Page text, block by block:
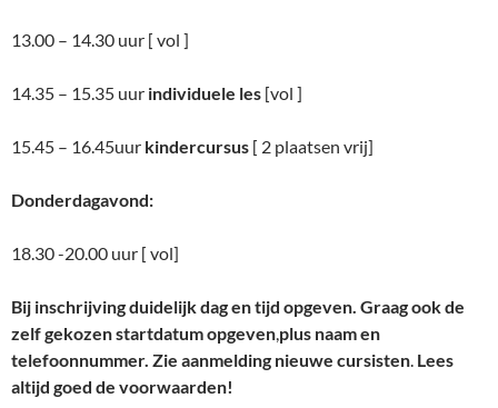
13.00 – 14.30 uur [ vol ]
14.35 – 15.35 uur individuele les [vol ]
15.45 – 16.45uur kindercursus [ 2 plaatsen vrij]
Donderdagavond:
18.30 -20.00 uur [ vol]
Bij inschrijving duidelijk dag entijd opgeven. Graag ook de
zelf gekozen startdatum opgeven,plus naam en
telefoonnummer. Zie aanmelding nieuwe cursisten. Lees
altijd goed de voorwaarden!